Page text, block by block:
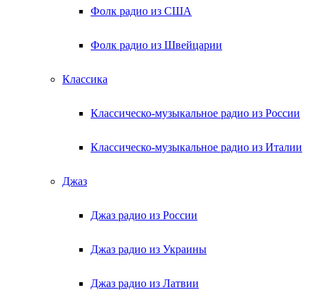
Фолк радио из США
Фолк радио из Швейцарии
Классика
Классическо-музыкальное радио из России
Классическо-музыкальное радио из Италии
Джаз
Джаз радио из России
Джаз радио из Украины
Джаз радио из Латвии